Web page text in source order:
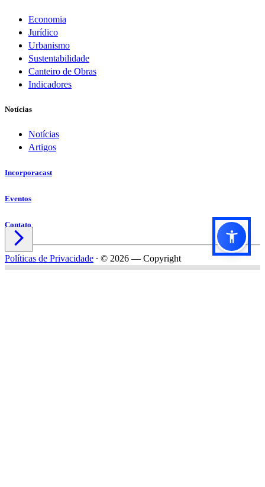
Economia
Jurídico
Urbanismo
Sustentabilidade
Canteiro de Obras
Indicadores
Notícias
Notícias
Artigos
Incorporacast
Eventos
Contato

Políticas de Privacidade ∙ © 2026 — Copyright